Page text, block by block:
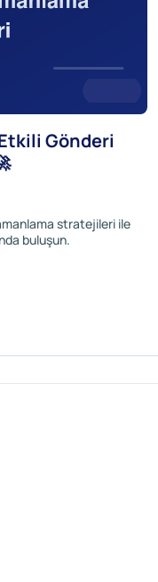
Gönderi
stratejileri ile
buluşun.